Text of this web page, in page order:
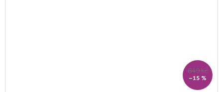
649 Kč
–15 %